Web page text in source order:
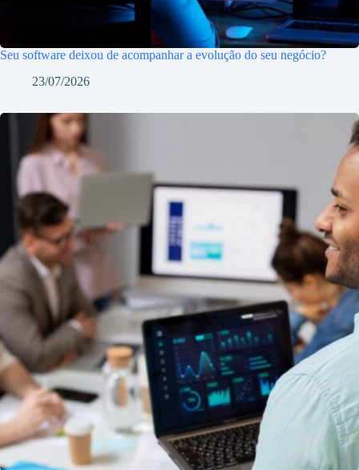
Seu software deixou de acompanhar a evolução do seu negócio?
23/07/2026